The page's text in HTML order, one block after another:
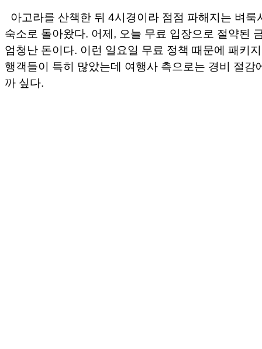
아고라를 산책한 뒤 4시경이라 점점 파해지는 벼룩
숙소로 돌아왔다. 어제, 오늘 무료 입장으로 절약된
엄청난 돈이다. 이런 일요일 무료 정책 때문에 패키
행객들이 특히 많았는데 여행사 측으로는 경비 절감
까 싶다.